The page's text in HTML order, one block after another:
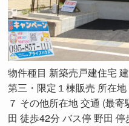
物件種目 新築売戸建住宅
第三・限定１棟販売 所在
７ その他所在地 交通 (最
田 徒歩42分 バス停 野田